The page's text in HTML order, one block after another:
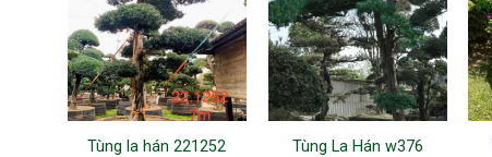
Tùng la hán 221252 Tùng La Hán w376